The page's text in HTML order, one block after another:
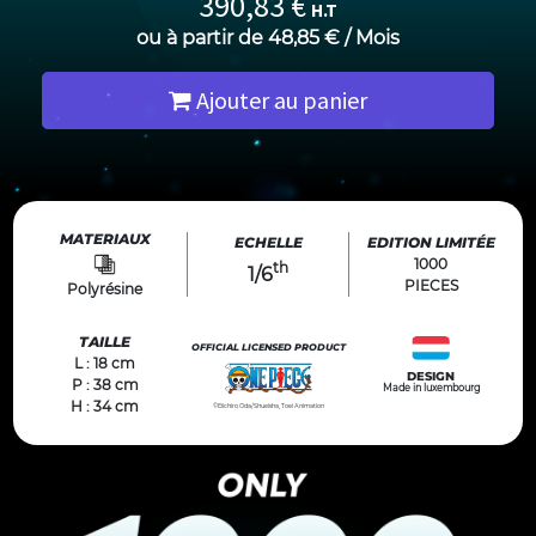
H.T
ou à partir de 48,85 € / Mois
Ajouter au panier
MATERIAUX
Polyrésine
ECHELLE
1/6th
EDITION LIMITÉE
1000
PIECES
TAILLE
L : 18 cm
P : 38 cm
H : 34 cm
OFFICIAL LICENSED PRODUCT
©Eiichiro Oda/Shueisha, Toei Animation
DESIGN
Made in luxembourg